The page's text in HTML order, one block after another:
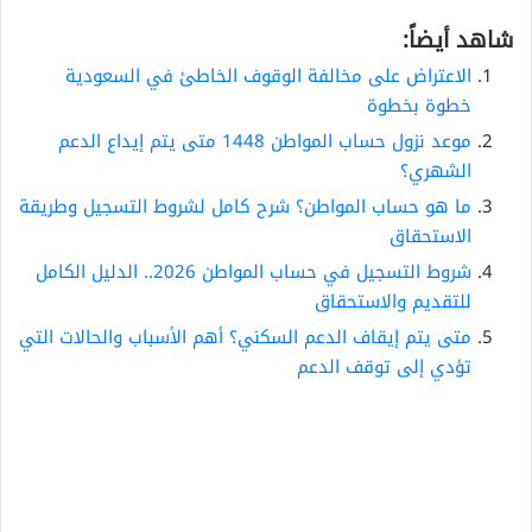
شاهد أيضاً:
الاعتراض على مخالفة الوقوف الخاطئ في السعودية
خطوة بخطوة
موعد نزول حساب المواطن 1448 متى يتم إيداع الدعم
الشهري؟
ما هو حساب المواطن؟ شرح كامل لشروط التسجيل وطريقة
الاستحقاق
شروط التسجيل في حساب المواطن 2026.. الدليل الكامل
للتقديم والاستحقاق
متى يتم إيقاف الدعم السكني؟ أهم الأسباب والحالات التي
تؤدي إلى توقف الدعم